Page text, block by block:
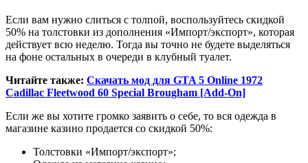
Если вам нужно слиться с толпой, воспользуйтесь скидкой
50% на толстовки из дополнения «Импорт/экспорт», которая
действует всю неделю. Тогда вы точно не будете выделяться
на фоне остальных в очереди в клубный туалет.
Читайте также: Скачать мод для GTA 5 Online 1972
Cadillac Fleetwood 60 Special Brougham [Add-On]
Если же вы хотите громко заявить о себе, то вся одежда в
магазине казино продается со скидкой 50%:
Толстовки «Импорт/экспорт»;